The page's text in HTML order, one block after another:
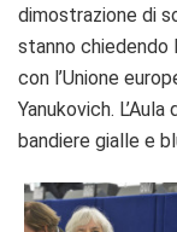
dimostrazione di
stanno chiedendo
con l’Unione
Yanukovich.
bandiere gialle e